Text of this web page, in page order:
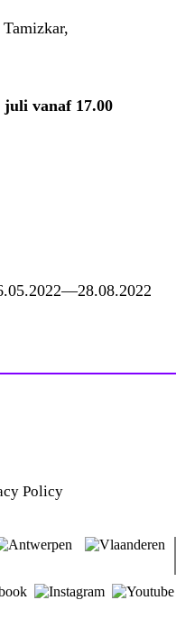
Tamizkar,
juli vanaf 17.00
Policy